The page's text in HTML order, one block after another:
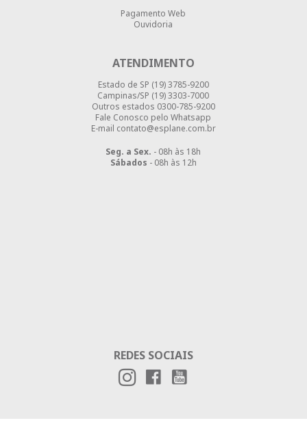
Pagamento Web
Ouvidoria
ATENDIMENTO
Estado de SP (19) 3785-9200
Campinas/SP (19) 3303-7000
Outros estados 0300-785-9200
Fale Conosco pelo Whatsapp
E-mail contato@esplane.com.br
Seg. a Sex. - 08h às 18h
Sábados - 08h às 12h
REDES SOCIAIS